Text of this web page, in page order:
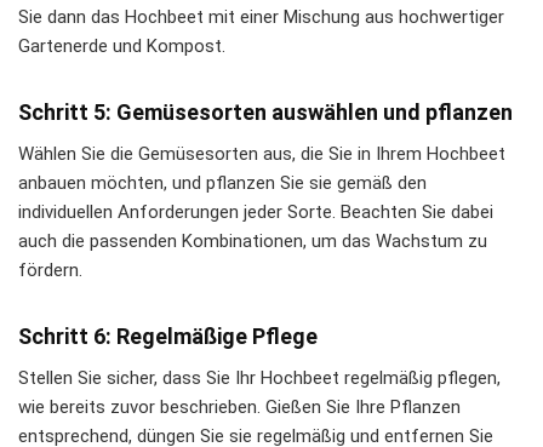
Sie dann das Hochbeet mit einer Mischung aus hochwertiger
Gartenerde und Kompost.
Schritt 5: Gemüsesorten auswählen und pflanzen
Wählen Sie die Gemüsesorten aus, die Sie in Ihrem Hochbeet
anbauen möchten, und pflanzen Sie sie gemäß den
individuellen Anforderungen jeder Sorte. Beachten Sie dabei
auch die passenden Kombinationen, um das Wachstum zu
fördern.
Schritt 6: Regelmäßige Pflege
Stellen Sie sicher, dass Sie Ihr Hochbeet regelmäßig pflegen,
wie bereits zuvor beschrieben. Gießen Sie Ihre Pflanzen
entsprechend, düngen Sie sie regelmäßig und entfernen Sie